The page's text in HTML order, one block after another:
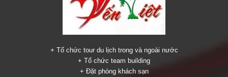
+ Tổ chức tour du lịch trong và ngoài nước
+ Tổ chức team building
+ Đặt phòng khách sạn